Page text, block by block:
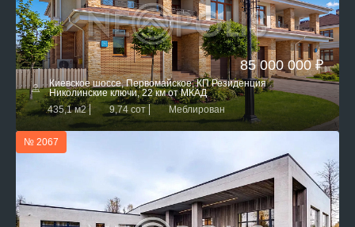
85 000 000 ₽
Киевское шоссе, Первомайское, КП Резиденция
Николинские ключи, 22 км от МКАД
435,1 м2
9,74 сот Меблирован
№ 2067